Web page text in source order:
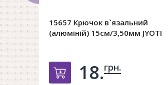
15657 Крючок в`язальний
(алюміній) 15см/3,50мм JYOTI
Добавить в корзину
18.грн.